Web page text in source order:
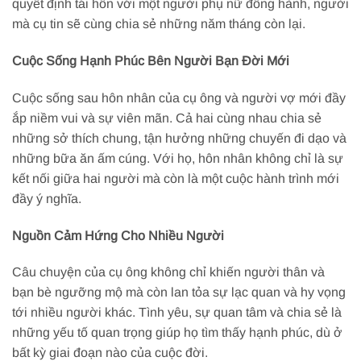
quyết định tái hôn với một người phụ nữ đồng hành, người
mà cụ tin sẽ cùng chia sẻ những năm tháng còn lại.
Cuộc Sống Hạnh Phúc Bên Người Bạn Đời Mới
Cuộc sống sau hôn nhân của cụ ông và người vợ mới đầy
ắp niềm vui và sự viên mãn. Cả hai cùng nhau chia sẻ
những sở thích chung, tận hưởng những chuyến đi dạo và
những bữa ăn ấm cúng. Với họ, hôn nhân không chỉ là sự
kết nối giữa hai người mà còn là một cuộc hành trình mới
đầy ý nghĩa.
Nguồn Cảm Hứng Cho Nhiều Người
Câu chuyện của cụ ông không chỉ khiến người thân và
bạn bè ngưỡng mộ mà còn lan tỏa sự lạc quan và hy vọng
tới nhiều người khác. Tình yêu, sự quan tâm và chia sẻ là
những yếu tố quan trọng giúp họ tìm thấy hạnh phúc, dù ở
bất kỳ giai đoạn nào của cuộc đời.